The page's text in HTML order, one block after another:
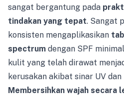
sangat bergantung pada
tindakan yang tepat. Sangat
konsisten mengaplikasikan
spectrum dengan SPF
kulit yang telah dirawat
kerusakan akibat sinar UV
Membersihkan wajah secara